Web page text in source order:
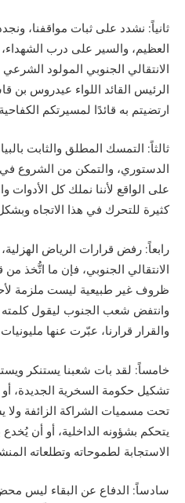
ثانياً: نشدد على ثبات مواقفنا،
العظيم، والسير على درب
الانتقالي الجنوبي المولود الشرعي
الرئيس القائد اللواء عيدروس بن
ارتضيتم به قائدًا لمسيرتكم
ثالثاً: التمسك المطلق والثابت
الدستوري، والتمكن من الشروع
على الواقع لأننا نملك كل الأدوات
كثيرة للتحرك في هذا الاتجاه
رابعاً: رفض قرارات الرياض
الانتقالي الجنوبي، فإن ما اتُّخذ
ظروف غير طبيعية ليست ملزمة
وانتفض شعب الجنوب ليقول كلمته
والقرار قرارنا، عبّرت عنها
خامساً: لقد بات شعبنا يستنكر
تشكيل حكومة السخرية الجديدة،
تحت مسميات الشراكة الزائفة
يتحكم بشؤونه الداخلية، أو أن
الاستجابة لطموحاته وتطلعاته
سادساً: الدفاع عن البقاء ليس